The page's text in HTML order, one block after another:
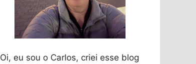
Oi, eu sou o Carlos, criei esse blog